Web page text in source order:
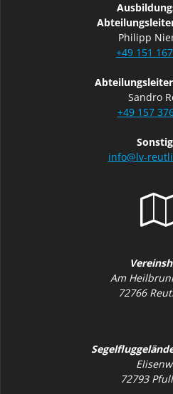
Philipp
+49 151
Sandro
+49 157
info@lv-
Am
72766
72793